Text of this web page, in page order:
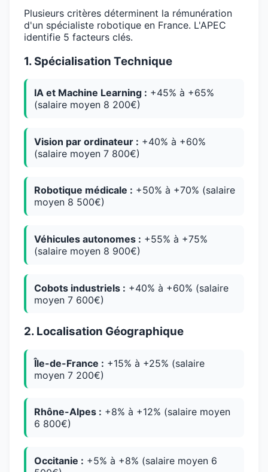
Plusieurs critères déterminent la rémunération
d'un spécialiste robotique en France. L'APEC
identifie 5 facteurs clés.
1. Spécialisation Technique
IA et Machine Learning : +45% à +65%
(salaire moyen 8 200€)
Vision par ordinateur : +40% à +60%
(salaire moyen 7 800€)
Robotique médicale : +50% à +70% (salaire
moyen 8 500€)
Véhicules autonomes : +55% à +75%
(salaire moyen 8 900€)
Cobots industriels : +40% à +60% (salaire
moyen 7 600€)
2. Localisation Géographique
Île-de-France : +15% à +25% (salaire
moyen 7 200€)
Rhône-Alpes : +8% à +12% (salaire moyen
6 800€)
Occitanie : +5% à +8% (salaire moyen 6